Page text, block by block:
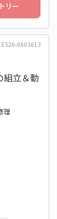
リー
ES26-0603613
立＆動
理